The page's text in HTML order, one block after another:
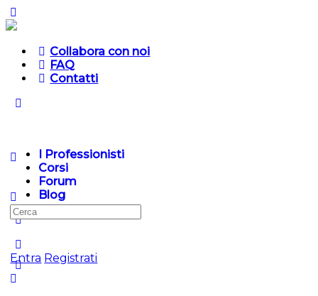
Collabora con noi
FAQ
Contatti
I Professionisti
Corsi
Forum
Blog
Entra Registrati